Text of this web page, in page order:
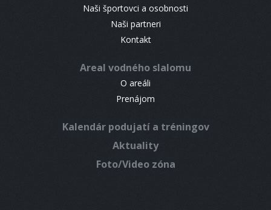
Naši športovci a osobnosti
Naši partneri
Kontakt
Areal vodného slalomu
O areáli
Prenájom
Kalendár podujatí a tréningov
Aktuality
Foto/Video zóna